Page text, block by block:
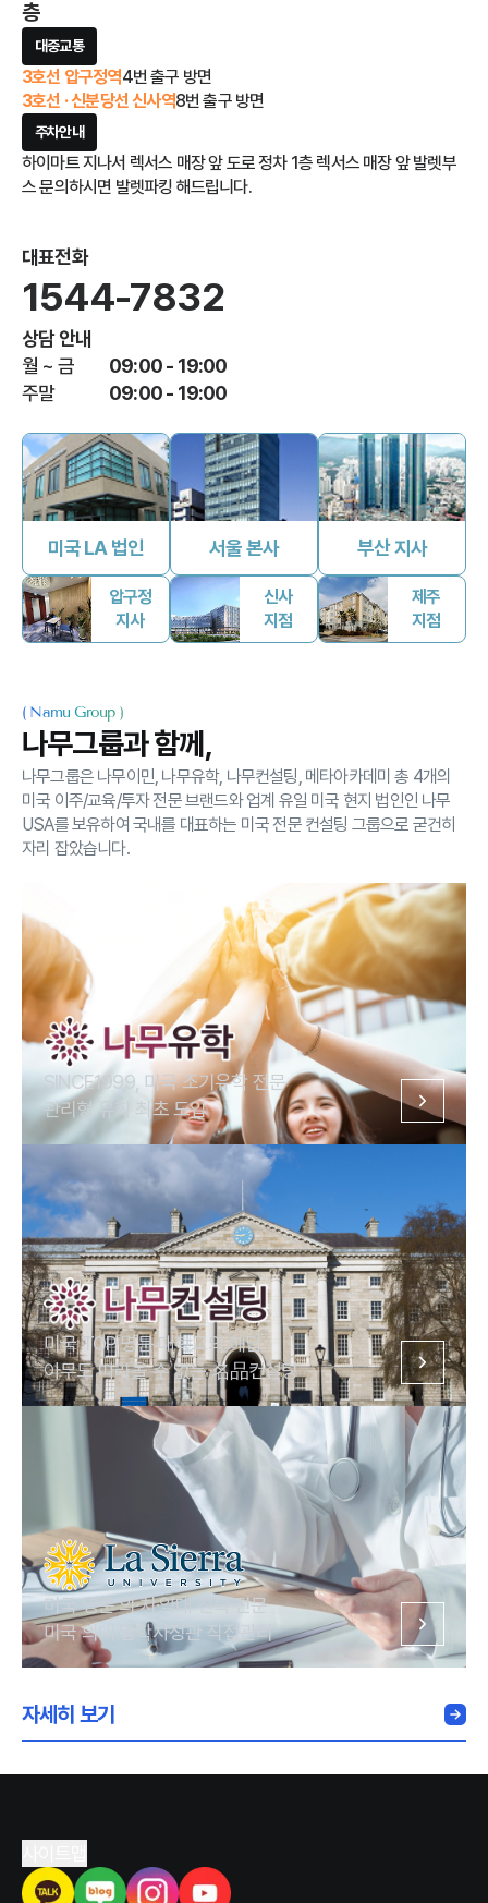
층
대중교통
3호선 압구정역4번 출구 방면
3호선 · 신분당선 신사역8번 출구 방면
주차안내
하이마트 지나서 렉서스 매장 앞 도로 정차 1층 렉서스 매장 앞 발렛부
스 문의하시면 발렛파킹 해드립니다.
대표전화
1544-7832
상담 안내
월 ~ 금
09:00 - 19:00
주말
09:00 - 19:00
미국 LA 법인 서울 본사 부산 지사
압구정
지사
신사
지점
제주
지점
( Namu Group)
나무그룹과 함께,
나무그룹은 나무이민, 나무유학, 나무컨설팅, 메타아카데미 총 4개의
미국 이주/교육/투자 전문 브랜드와 업계 유일 미국 현지 법인인 나무
USA를 보유하여 국내를 대표하는 미국 전문 컨설팅 그룹으로 굳건히
자리 잡았습니다.
SINCE1999, 미국 조기유학 전문
관리형 유학 최초 도입
미국 TOP 명문 대학교의 해답
아무도 따라올 수 없는 名品컨설팅
미국 명문 의·치·약대 진학 전문
미국 의대 입학사정관 직접관리
자세히 보기